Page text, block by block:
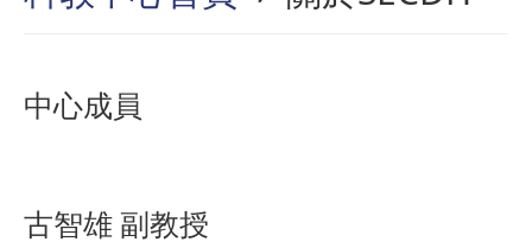
中心成員
古智雄 副教授